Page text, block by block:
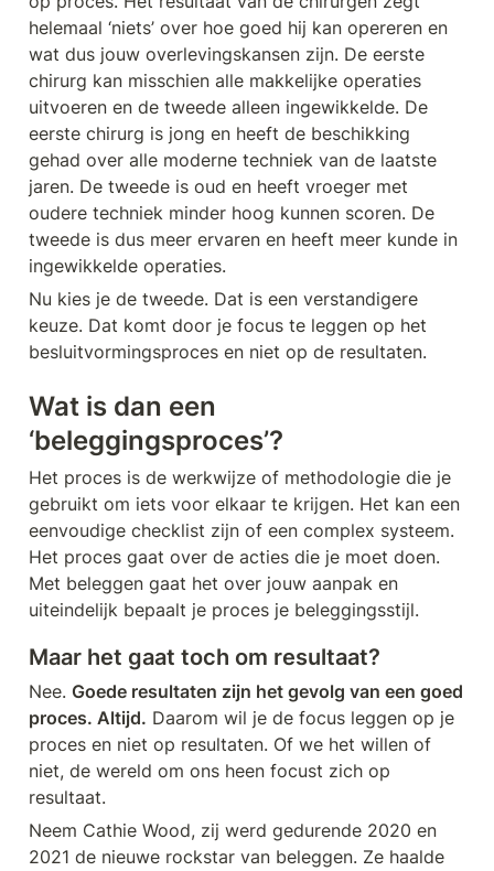
helemaal ‘niets’ over hoe goed hij kan opereren en
wat dus jouw overlevingskansen zijn. De eerste
chirurg kan misschien alle makkelijke operaties
uitvoeren en de tweede alleen ingewikkelde. De
eerste chirurg is jong en heeft de beschikking
gehad over alle moderne techniek van de laatste
jaren. De tweede is oud en heeft vroeger met
oudere techniek minder hoog kunnen scoren. De
tweede is dus meer ervaren en heeft meer kunde in
ingewikkelde operaties.
Nu kies je de tweede. Dat is een verstandigere
keuze. Dat komt door je focus te leggen op het
besluitvormingsproces en niet op de resultaten.
Wat is dan een
‘beleggingsproces’?
Het proces is de werkwijze of methodologie die je
gebruikt om iets voor elkaar te krijgen. Het kan een
eenvoudige checklist zijn of een complex systeem.
Het proces gaat over de acties die je moet doen.
Met beleggen gaat het over jouw aanpak en
uiteindelijk bepaalt je proces je beleggingsstijl.
Maar het gaat toch om resultaat?
Nee. Goede resultaten zijn het gevolg van een goed
proces. Altijd. Daarom wil je de focus leggen op je
proces en niet op resultaten. Of we het willen of
niet, de wereld om ons heen focust zich op
resultaat.
Neem Cathie Wood, zij werd gedurende 2020 en
2021 de nieuwe rockstar van beleggen. Ze haalde